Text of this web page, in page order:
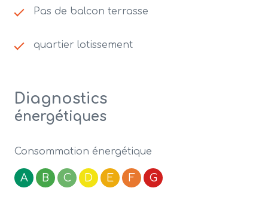
Pas de balcon terrasse
quartier lotissement
Diagnostics
énergétiques
Consommation énergétique
A B C D E F G